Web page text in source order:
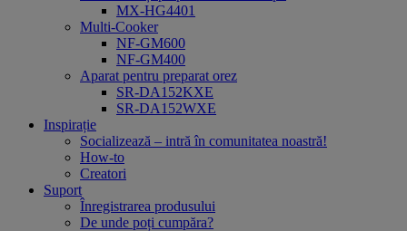
MX-HG4401
Multi-Cooker
NF-GM600
NF-GM400
Aparat pentru preparat orez
SR-DA152KXE
SR-DA152WXE
Inspirație
Socializează – intră în comunitatea noastră!
How-to
Creatori
Suport
Înregistrarea produsului
De unde poți cumpăra?